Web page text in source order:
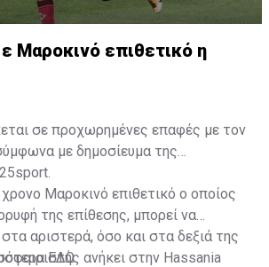
Μαροκινό επιθετικό η
σε προχωρημένες επαφές με τον
με δημοσίευμα της
Μαροκινό επιθετικό ο οποίος
της επίθεσης, μπορεί να
αριστερά, όσο και στα δεξιά της
ανήκει στην Hassania
ΕΔΩ.